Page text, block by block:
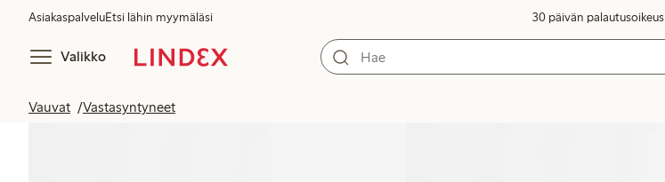
AsiakaspalveluEtsi lähin myymäläsi 30 päivän palautusoikeus
Valikko
Vauvat Vastasyntyneet